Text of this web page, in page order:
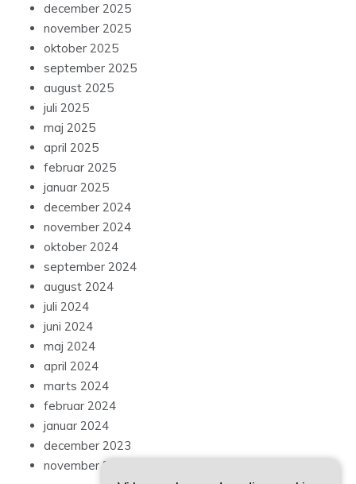
december 2025
november 2025
oktober 2025
september 2025
august 2025
juli 2025
maj 2025
april 2025
februar 2025
januar 2025
december 2024
november 2024
oktober 2024
september 2024
august 2024
juli 2024
juni 2024
maj 2024
april 2024
marts 2024
februar 2024
januar 2024
december 2023
november 2023